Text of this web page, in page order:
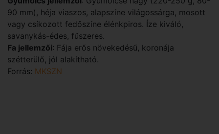
90 mm), héja viaszos, alapszíne világossárga, mosott
vagy csíkozott fedőszíne élénkpiros. Íze kiváló,
savanykás-édes, fűszeres.
Fa jellemzői: Fája erős növekedésű, koronája
szétterülő, jól alakítható.
Forrás: MKSZN